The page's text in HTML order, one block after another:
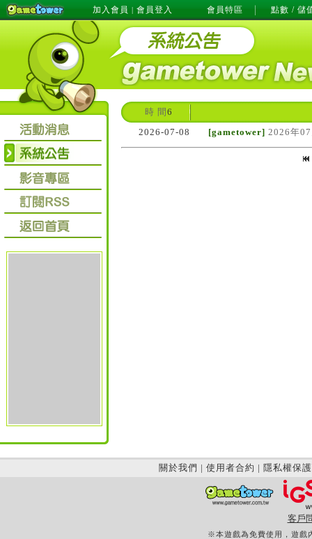
加入會員 | 會員登入 會員特區 點數 / 儲
時 間 6
2026-07-08
[gametower] 2026年
關於我們 | 使用者合約 | 隱私權保護
客戶
※本遊戲為免費使用，遊戲